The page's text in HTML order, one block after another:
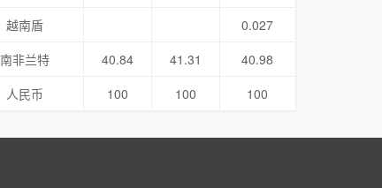
越南盾
0.027
南非兰特
40.84 41.31
40.98
人民币
100 100 100